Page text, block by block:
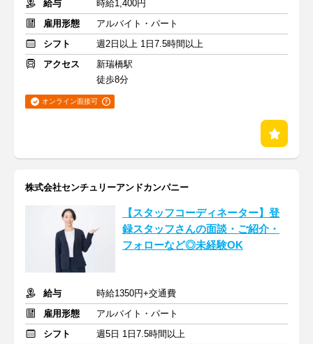
給与
時給1,400円
雇用形態
アルバイト・パート
シフト
週2日以上 1日7.5時間以上
アクセス
新瑞橋駅
徒歩8分
オンライン面接可
株式会社センチュリーアンドカンパニー
【スタッフコーディネーター】登
録スタッフさんの面談・ご紹介・
フォローなど◎未経験OK
給与
時給1350円+交通費
雇用形態
アルバイト・パート
シフト
週5日 1日7.5時間以上